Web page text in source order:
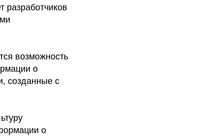
разработчиков
возможность
о
созданные с
о